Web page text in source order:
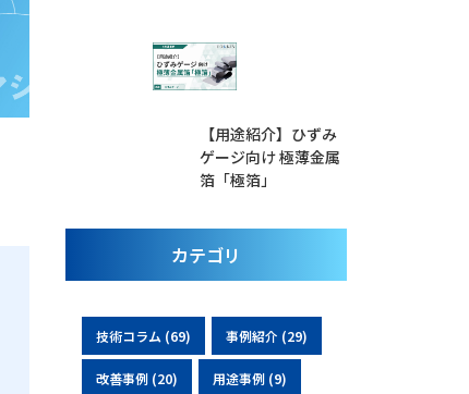
【用途紹介】ひずみ
ゲージ向け 極薄金属
箔「極箔」
カテゴリ
技術コラム (69) 事例紹介 (29)
改善事例 (20) 用途事例 (9)